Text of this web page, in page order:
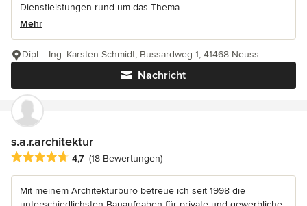
Dienstleistungen rund um das Thema...
Mehr
Nachricht
Dipl. - Ing. Karsten Schmidt, Bussardweg 1, 41468 Neuss
s.a.r.architektur
Durchschnittliche Bewertung: 4.7 von 5 Sternen
4,7 (18 Bewertungen)
Mit meinem Architekturbüro betreue ich seit 1998 die